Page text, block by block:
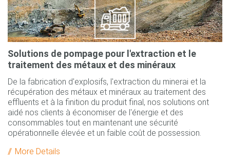
Solutions de pompage pour l'extraction et le
traitement des métaux et des minéraux
De la fabrication d'explosifs, l'extraction du minerai et la
récupération des métaux et minéraux au traitement des
effluents et à la finition du produit final, nos solutions ont
aidé nos clients à économiser de l'énergie et des
consommables tout en maintenant une sécurité
opérationnelle élevée et un faible coût de possession.
More Details